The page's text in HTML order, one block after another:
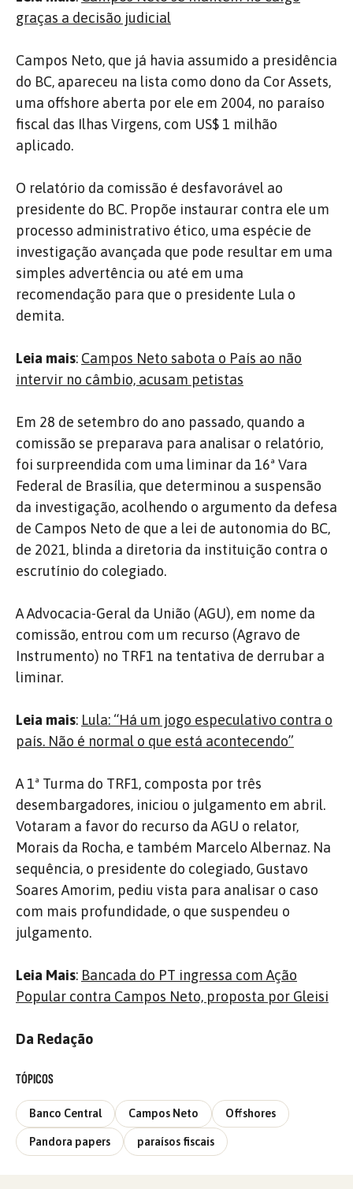
graças a decisão judicial
Campos Neto, que já havia assumido a presidência
do BC, apareceu na lista como dono da Cor Assets,
uma offshore aberta por ele em 2004, no paraíso
fiscal das Ilhas Virgens, com US$ 1 milhão
aplicado.
O relatório da comissão é desfavorável ao
presidente do BC. Propõe instaurar contra ele um
processo administrativo ético, uma espécie de
investigação avançada que pode resultar em uma
simples advertência ou até em uma
recomendação para que o presidente Lula o
demita.
Leia mais: Campos Neto sabota o País ao não
intervir no câmbio, acusam petistas
Em 28 de setembro do ano passado, quando a
comissão se preparava para analisar o relatório,
foi surpreendida com uma liminar da 16ª Vara
Federal de Brasília, que determinou a suspensão
da investigação, acolhendo o argumento da defesa
de Campos Neto de que a lei de autonomia do BC,
de 2021, blinda a diretoria da instituição contra o
escrutínio do colegiado.
A Advocacia-Geral da União (AGU), em nome da
comissão, entrou com um recurso (Agravo de
Instrumento) no TRF1 na tentativa de derrubar a
liminar.
Leia mais: Lula: “Há um jogo especulativo contra o
país. Não é normal o que está acontecendo”
A 1ª Turma do TRF1, composta por três
desembargadores, iniciou o julgamento em abril.
Votaram a favor do recurso da AGU o relator,
Morais da Rocha, e também Marcelo Albernaz. Na
sequência, o presidente do colegiado, Gustavo
Soares Amorim, pediu vista para analisar o caso
com mais profundidade, o que suspendeu o
julgamento.
Leia Mais: Bancada do PT ingressa com Ação
Popular contra Campos Neto, proposta por Gleisi
Da Redação
TÓPICOS
Banco Central Campos Neto Offshores
Pandora papers paraísos fiscais